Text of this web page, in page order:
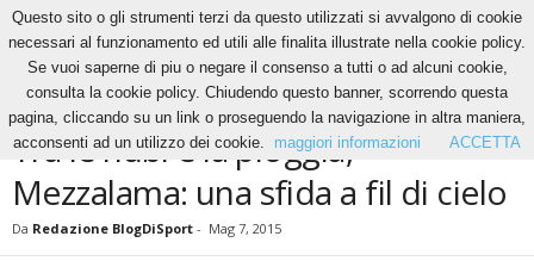
News Tra le nubi e la pioggia, Mezzalama: una sfida a fil di...
NEWS
Tra le nubi e la pioggia,
Mezzalama: una sfida a fil di cielo
Da Redazione BlogDiSport - Mag 7, 2015
Questo sito o gli strumenti terzi da questo utilizzati si avvalgono di cookie
necessari al funzionamento ed utili alle finalita illustrate nella cookie policy.
Se vuoi saperne di piu o negare il consenso a tutti o ad alcuni cookie,
consulta la cookie policy. Chiudendo questo banner, scorrendo questa
pagina, cliccando su un link o proseguendo la navigazione in altra maniera,
acconsenti ad un utilizzo dei cookie.
maggiori informazioni ACCETTA